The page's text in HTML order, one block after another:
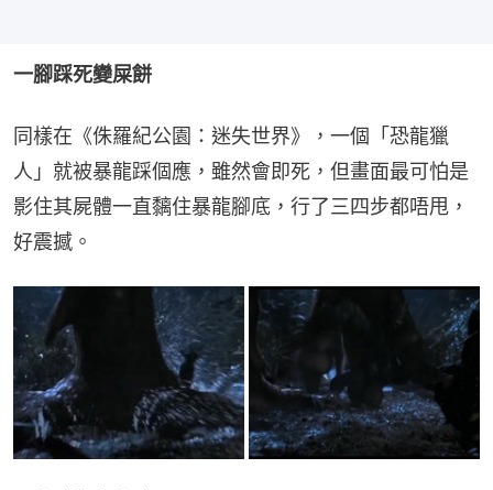
一腳踩死變屎餅
同樣在《侏羅紀公園：迷失世界》，一個「恐龍獵
人」就被暴龍踩個應，雖然會即死，但畫面最可怕是
影住其屍體一直黐住暴龍腳底，行了三四步都唔甩，
好震撼。